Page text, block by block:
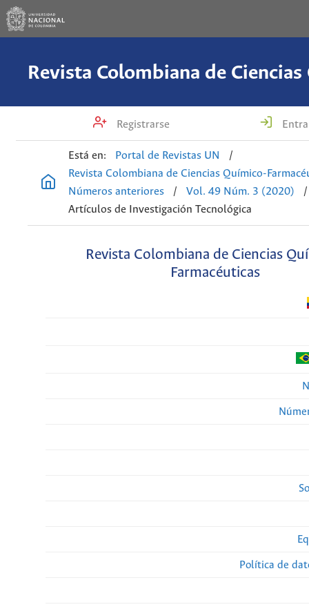
Registrarse
Está en: Portal de Revistas UN
/
Revista Colombiana de Ciencias Químico-
Números anteriores
/ Vol. 49 Núm. 3 (2020)
/
Artículos de Investigación Tecnológica
Revista Colombiana de Ciencias
Farmacéuticas
Política de